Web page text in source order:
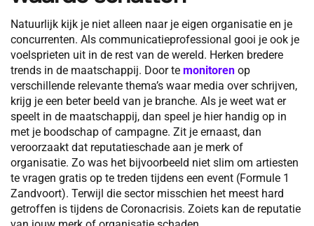
Natuurlijk kijk je niet alleen naar je eigen organisatie en je
concurrenten. Als communicatieprofessional gooi je ook je
voelsprieten uit in de rest van de wereld. Herken bredere
trends in de maatschappij. Door te monitoren op
verschillende relevante thema’s waar media over schrijven,
krijg je een beter beeld van je branche. Als je weet wat er
speelt in de maatschappij, dan speel je hier handig op in
met je boodschap of campagne. Zit je ernaast, dan
veroorzaakt dat reputatieschade aan je merk of
organisatie. Zo was het bijvoorbeeld niet slim om artiesten
te vragen gratis op te treden tijdens een event (Formule 1
Zandvoort). Terwijl die sector misschien het meest hard
getroffen is tijdens de Coronacrisis. Zoiets kan de reputatie